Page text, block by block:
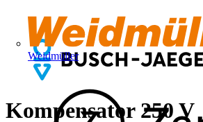
Weidmüller
Kompensator 250 V